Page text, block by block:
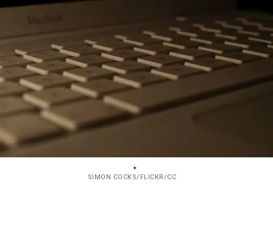
SIMON COCKS/FLICKR/CC